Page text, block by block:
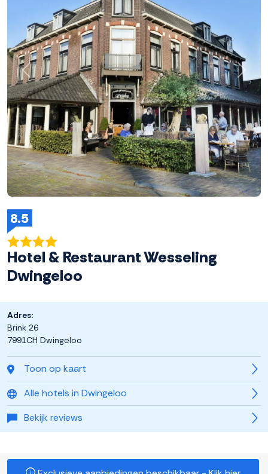
8.5
Hotel & Restaurant Wesseling
Dwingeloo
Toon op kaart
Alle hotels in Dwingeloo
Bekijk reviews
Adres:
Brink 26
7991CH Dwingeloo